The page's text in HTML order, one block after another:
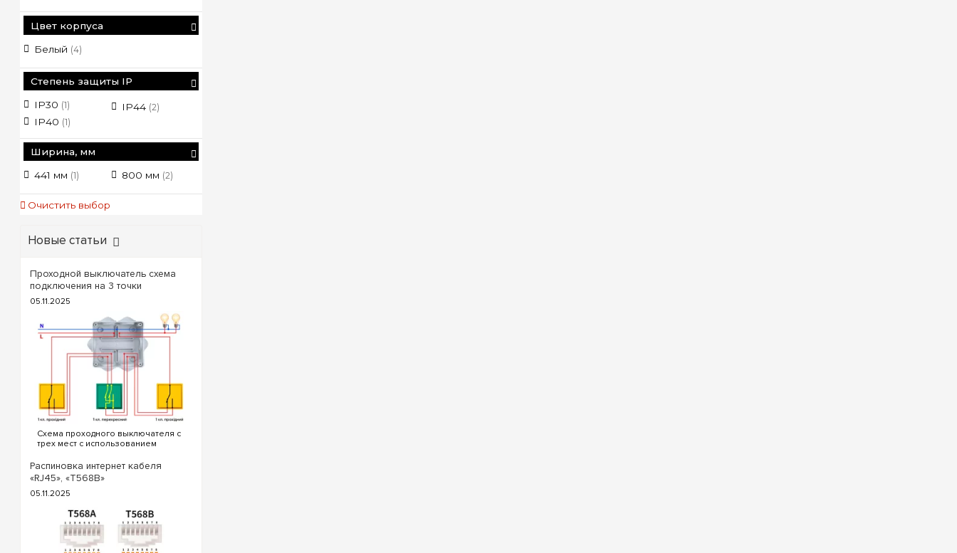
Цвет корпуса
Белый (4)
Степень защиты IP
IP30 (1)
IP40 (1)
IP44 (2)
Ширина, мм
441 мм (1) 800 мм (2)
Очистить выбор
Новые статьи
Проходной выключатель схема
подключения на 3 точки
05.11.2025
Схема проходного выключателя с
трех мест с использованием
выключателя. Для реализации
схемы проходных выключателей с
трех точек потребуются
следующие выключатели: ...
Распиновка интернет кабеля
«RJ45», «T568B»
05.11.2025